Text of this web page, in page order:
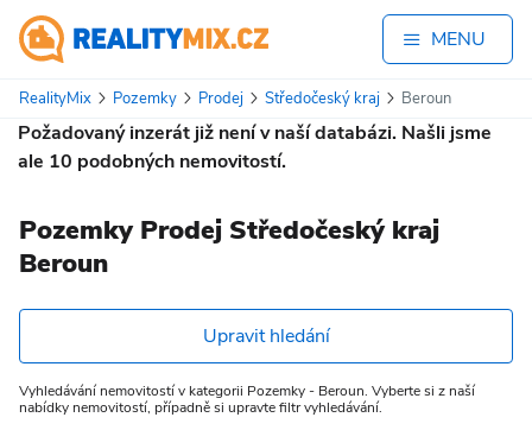
MENU
RealityMix Pozemky Prodej Středočeský kraj Beroun
Požadovaný inzerát již není v naší databázi. Našli jsme
ale 10 podobných nemovitostí.
Pozemky Prodej Středočeský kraj
Beroun
Upravit hledání
Vyhledávání nemovitostí v kategorii Pozemky - Beroun. Vyberte si z naší
nabídky nemovitostí, případně si upravte filtr vyhledávání.